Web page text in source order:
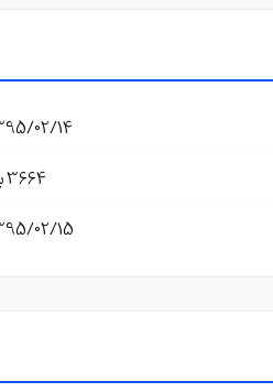
1395/02/14
3664 بار
1395/02/15